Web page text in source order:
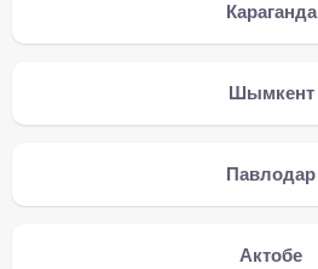
Караганда
Шымкент
Павлодар
Актобе